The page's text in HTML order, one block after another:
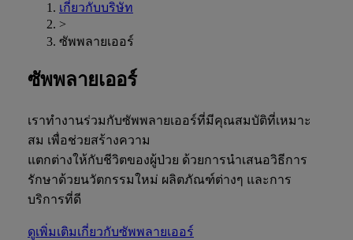
เกี่ยวกับบริษัท
>
ซัพพลายเออร์
ซัพพลายเออร์
เราทำงานร่วมกับซัพพลายเออร์ที่มีคุณสมบัติที่เหมาะ
สม เพื่อช่วยสร้างความ
แตกต่างให้กับชีวิตของผู้ป่วย ด้วยการนำเสนอวิธีการ
รักษาด้วยนวัตกรรมใหม่ ผลิตภัณฑ์ต่างๆ และการ
บริการที่ดี
ดูเพิ่มเติมเกี่ยวกับซัพพลายเออร์